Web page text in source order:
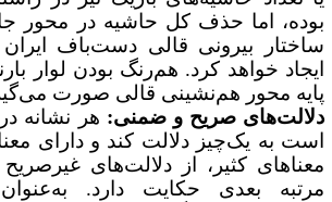
اما حذف کل حاشیه در محور
بیرونی قالی دست‌باف ایران
خواهد کرد. هم‌رنگ بودن لوار
محور هم‌نشینی قالی صورت
صریح و ضمنی:هر نشانه
به یک‌چیز دلالت کند و دارای
کثیر، از دلالت‌های
بعدی حکایت دارد.